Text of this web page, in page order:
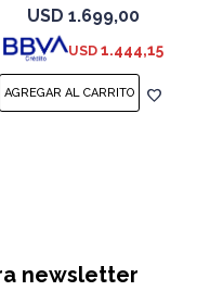
Midnight
USD 1.699,00
USD 1.444,15
newsletter